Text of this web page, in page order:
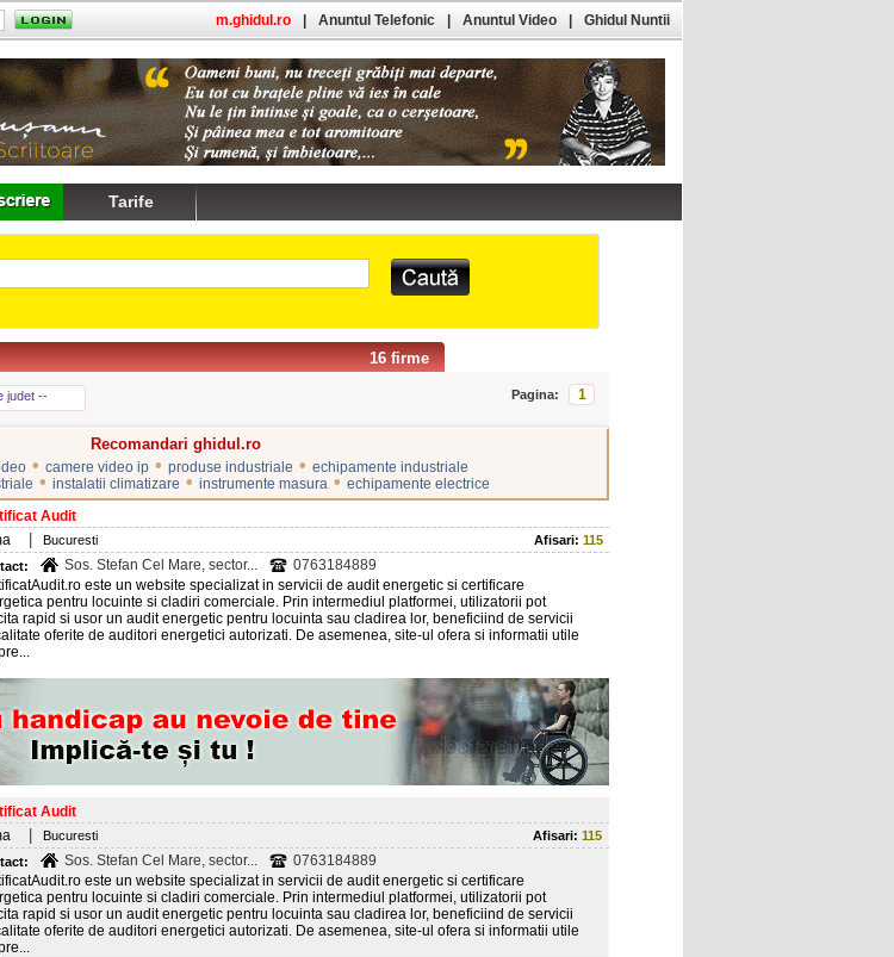
16 firme
judet -- Pagina: 1
Recomandari ghidul.ro
• camere video ip • produse industriale • echipamente industriale
• instalatii climatizare • instrumente masura • echipamente electrice
Audit
Bucuresti Afisari: 115
Sos. Stefan Cel Mare, sector...
0763184889
este un website specializat in servicii de audit energetic si certificare
pentru locuinte si cladiri comerciale. Prin intermediul platformei, utilizatorii pot
rapid si usor un audit energetic pentru locuinta sau cladirea lor, beneficiind de servicii
oferite de auditori energetici autorizati. De asemenea, site-ul ofera si informatii utile
Audit
Bucuresti Afisari: 115
Sos. Stefan Cel Mare, sector...
0763184889
este un website specializat in servicii de audit energetic si certificare
pentru locuinte si cladiri comerciale. Prin intermediul platformei, utilizatorii pot
rapid si usor un audit energetic pentru locuinta sau cladirea lor, beneficiind de servicii
oferite de auditori energetici autorizati. De asemenea, site-ul ofera si informatii utile
m.ghidul.ro Anuntul Telefonic Anuntul Video Ghidul Nuntii
Tarife